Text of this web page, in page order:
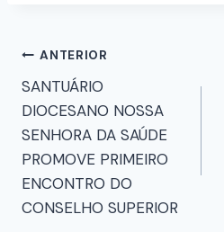
ANTERIOR
SANTUÁRIO
DIOCESANO NOSSA
SENHORA DA SAÚDE
PROMOVE PRIMEIRO
ENCONTRO DO
CONSELHO SUPERIOR